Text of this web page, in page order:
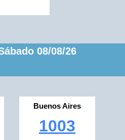
08/08/26
Buenos Aires
1003